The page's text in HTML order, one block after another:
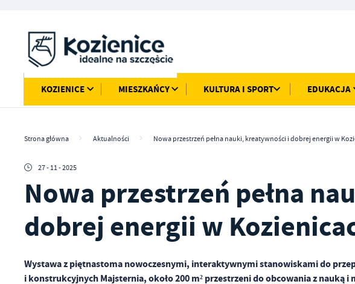
KOZIENICE MIESZKAŃCY KULTURA I SPORT EDUKACJA
Strona główna Aktualności Nowa przestrzeń pełna nauki, kreatywności i dobrej energii w
27 - 11 - 2025
Nowa przestrzeń pełna
dobrej energii w
Wystawa z piętnastoma nowoczesnymi, interaktywnymi stanowiskami do
i konstrukcyjnych Majsternia, około 200 m² przestrzeni do obcowania z nauką